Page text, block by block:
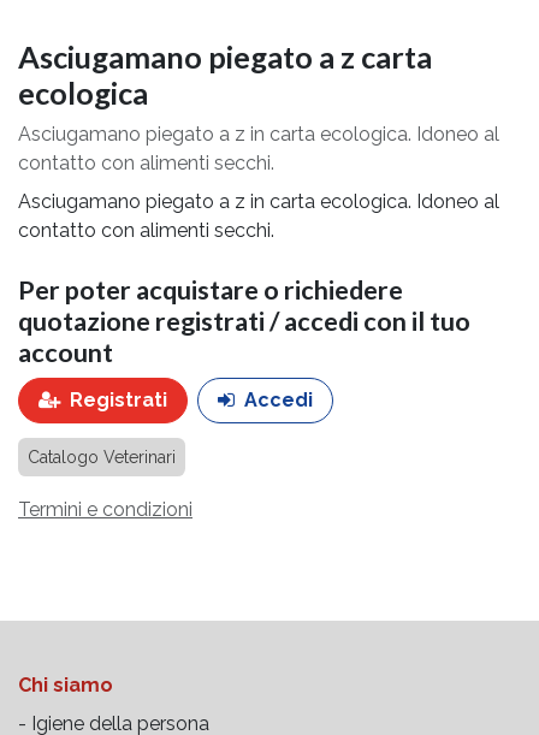
Asciugamano piegato a z carta
ecologica
Asciugamano piegato a z in carta ecologica. Idoneo al
contatto con alimenti secchi.
Asciugamano piegato a z in carta ecologica. Idoneo al
contatto con alimenti secchi.
Per poter acquistare o richiedere
quotazione registrati / accedi con il tuo
account
Registrati Accedi
Catalogo Veterinari
Termini e condizioni
Chi siamo
- Igiene della persona